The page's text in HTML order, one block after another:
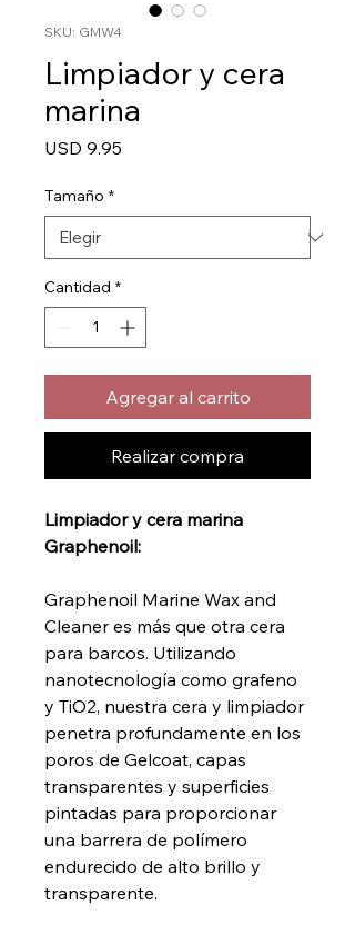
SKU: GMW4
Limpiador y cera
marina
USD 9.95
Tamaño *
Cantidad *
Agregar al carrito
Realizar compra
Limpiador y cera marina
Graphenoil:
Graphenoil Marine Wax and
Cleaner es más que otra cera
para barcos. Utilizando
nanotecnología como grafeno
y TiO2, nuestra cera y limpiador
penetra profundamente en los
poros de Gelcoat, capas
transparentes y superficies
pintadas para proporcionar
una barrera de polímero
endurecido de alto brillo y
transparente.